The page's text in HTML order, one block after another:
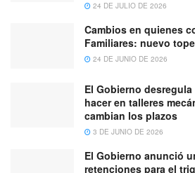
24 DE JULIO DE 2026
Cambios en quienes
Familiares: nuevo
24 DE JUNIO DE 2026
El Gobierno
hacer en talleres
cambian los plazos
3 DE JUNIO DE 2026
El Gobierno anunció
retenciones para el